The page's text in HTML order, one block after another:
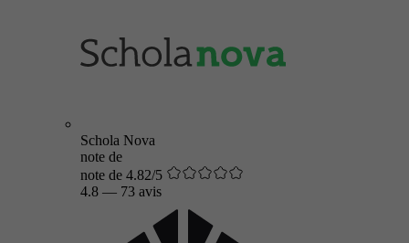
Schola Nova
note de
note de 4.82/5
4.8 — 73 avis